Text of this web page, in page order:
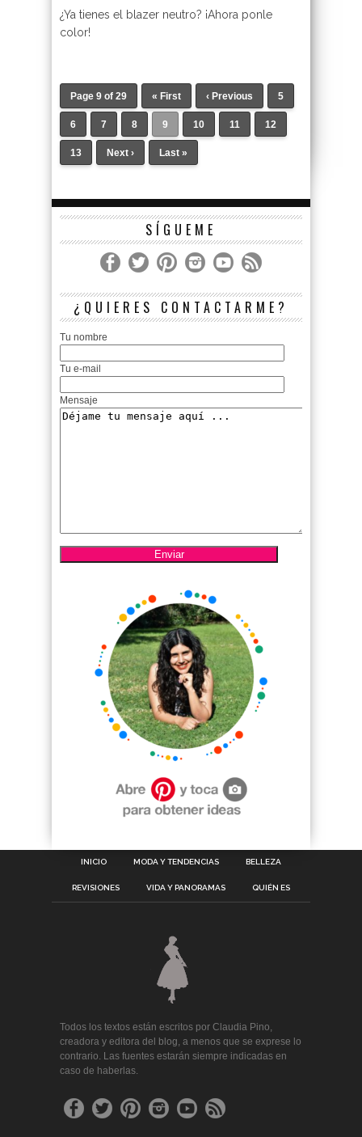
¿Ya tienes el blazer neutro? ¡Ahora ponle
color!
Page 9 of 29 « First ‹ Previous 5
6 7 8 9 10 11 12
13 Next › Last »
SÍGUEME
¿QUIERES CONTACTARME?
Tu nombre
Tu e-mail
Mensaje
INICIO MODA Y TENDENCIAS BELLEZA
REVISIONES VIDA Y PANORAMAS QUIÉN ES
Todos los textos están escritos por Claudia Pino,
creadora y editora del blog, a menos que se exprese lo
contrario. Las fuentes estarán siempre indicadas en
caso de haberlas.